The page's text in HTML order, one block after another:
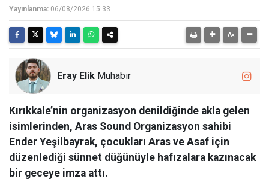
Yayınlanma: 06/08/2026 15:33
Eray Elik Muhabir
Kırıkkale’nin organizasyon denildiğinde akla gelen
isimlerinden, Aras Sound Organizasyon sahibi
Ender Yeşilbayrak, çocukları Aras ve Asaf için
düzenlediği sünnet düğünüyle hafızalara kazınacak
bir geceye imza attı.